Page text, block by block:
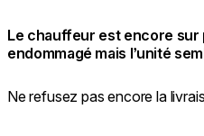
Le chauffeur est encore sur
endommagé mais l’unité
Ne refusez pas encore la